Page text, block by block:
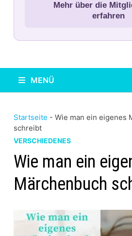
Mehr über die
erfahren
MENÜ
Startseite - Wie man ein eigenes
schreibt
VERSCHIEDENES
Wie man ein
Märchenbuch